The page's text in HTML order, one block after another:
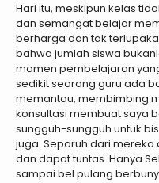
Hari itu, meskipun kelas
dan semangat belajar
berharga dan tak
bahwa jumlah siswa
momen pembelajaran
sedikit seorang guru ada
memantau, membimbing
konsultasi membuat saya
sungguh-sungguh untuk
juga. Separuh dari
dan dapat tuntas. Hanya
sampai bel pulang